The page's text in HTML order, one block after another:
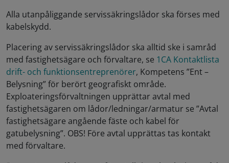
Alla utanpåliggande servissäkringslådor ska förses med
kabelskydd.
Placering av servissäkringslådor ska alltid ske i samråd
med fastighetsägare och förvaltare, se 1CA Kontaktlista
drift- och funktionsentreprenörer, Kompetens ”Ent –
Belysning” för berört geografiskt område.
Exploateringsförvaltningen upprättar avtal med
fastighetsägaren om lådor/ledningar/armatur se ”Avtal
fastighetsägare angående fäste och kabel för
gatubelysning”. OBS! Före avtal upprättas tas kontakt
med förvaltare.